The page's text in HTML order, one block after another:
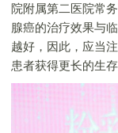
院附属第二医院常
腺癌的治疗效果与
越好，因此，应当
患者获得更长的生